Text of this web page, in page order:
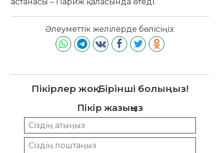
Әлеуметтік желілерде бөлісіңіз:
Пікірлер жоқ. Бірінші болыңыз!
Пікір жазыңыз